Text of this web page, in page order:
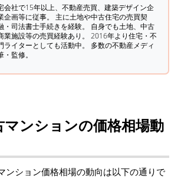
会社で15年以上、不動産売買、建築デザイン企
企画等に従事。 主に土地や中古住宅の売買契
・司法書士手続きを経験。 自身でも土地、中古
業施設等の売買経験あり。 2016年より住宅・不
ライターとしても活動中。 多数の不動産メディ
・監修。
マンションの価格相場動
ンション価格相場の動向は以下の通りで